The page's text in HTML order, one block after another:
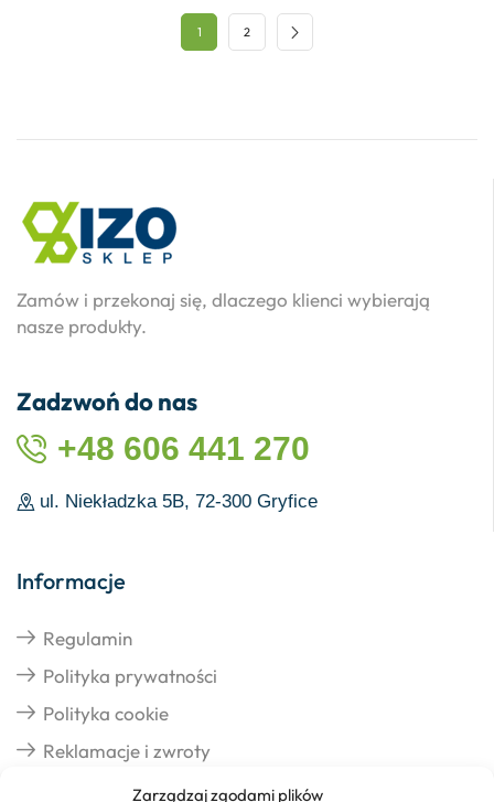
Zarządzaj zgodami plików
1 2
Zamów i przekonaj się, dlaczego klienci wybierają
nasze produkty.
Zadzwoń do nas
+48 606 441 270
ul. Niekładzka 5B, 72-300 Gryfice
Informacje
Regulamin
Polityka prywatności
Polityka cookie
Reklamacje i zwroty